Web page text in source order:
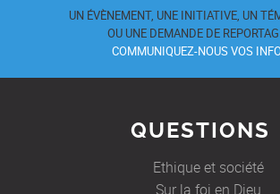
UN ÉVÈNEMENT, UNE INITIATIVE, UN
OU UNE DEMANDE DE
COMMUNIQUEZ-NOUS VOS
QUESTIONS
Ethique et société
Sur la foi en Dieu